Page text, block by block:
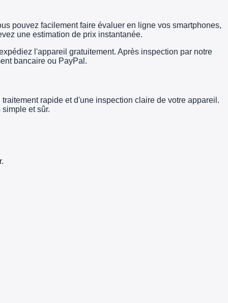
pouvez facilement faire évaluer en ligne vos smartphones,
une estimation de prix instantanée.
l'appareil gratuitement. Après inspection par notre
bancaire ou PayPal.
rapide et d'une inspection claire de votre appareil.
et sûr.